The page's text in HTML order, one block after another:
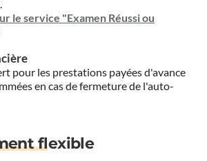
le service "Examen Réussi ou
pour les prestations payées d'avance
en cas de fermeture de l'auto-
flexible